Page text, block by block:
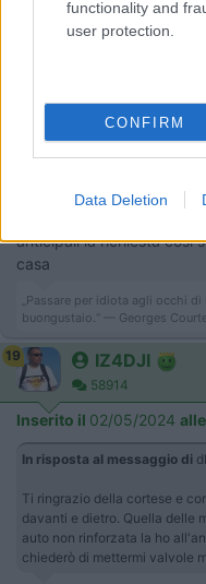
functionality and
user protection.
CONFIRM
Data Deletion
Quella delle mie foto che
rinforzata la ho all'anteriore.
salito
anticipali la richiesta
casa
„Passare per idiota agli occhi
buongustaio.“ — Georges
19 IZ4DJI
58914
Inserito il 02/05/2024
In risposta al messaggio di
Ti ringrazio della cortese e
davanti e dietro. Quella delle
auto non rinforzata la ho
chiederò di mettermi valvole